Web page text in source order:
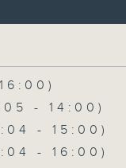
- 14:00)
- 15:00)
- 16:00)